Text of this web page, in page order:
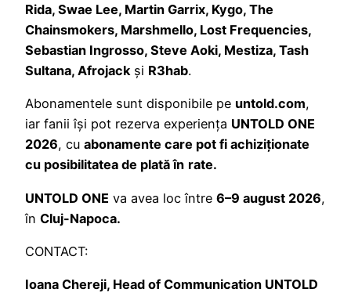
Rida, Swae Lee, Martin Garrix, Kygo, The
Chainsmokers, Marshmello, Lost Frequencies,
Sebastian Ingrosso, Steve Aoki, Mestiza, Tash
Sultana, Afrojackși R3hab.
Abonamentele sunt disponibile pe untold.com,
iar fanii își pot rezerva experiența UNTOLD ONE
2026, cu abonamente care pot fi achiziționate
cu posibilitatea de plată în rate.
UNTOLD ONE va avea loc între 6–9 august 2026,
în Cluj-Napoca.
CONTACT:
Ioana Chereji, Head of Communication UNTOLD